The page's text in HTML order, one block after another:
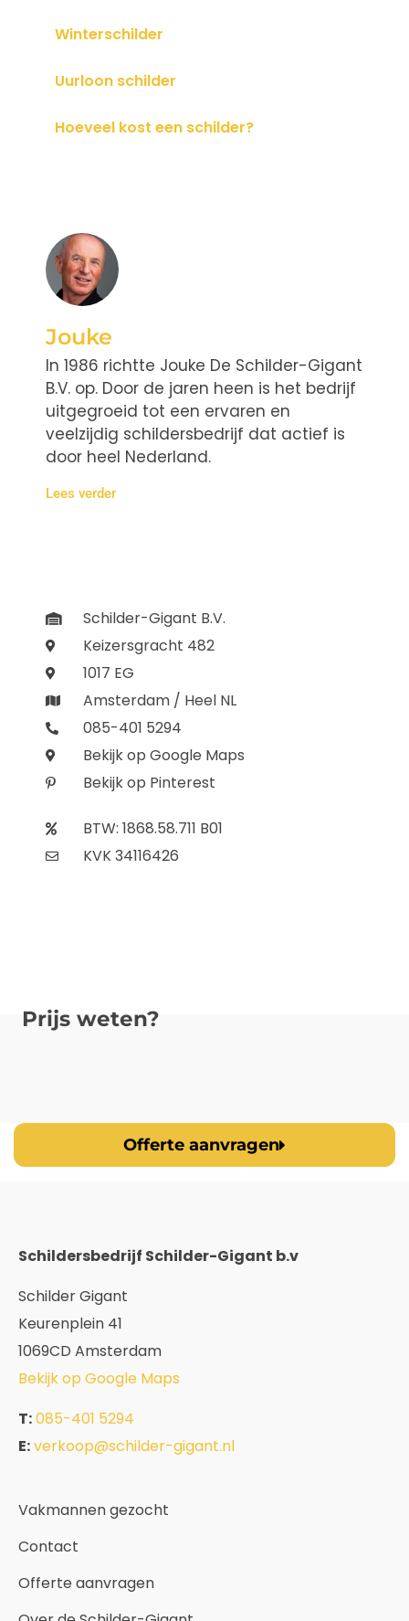
Winterschilder
Uurloon schilder
Hoeveel kost een schilder?
Jouke
In 1986 richtte Jouke De Schilder-Gigant
B.V. op. Door de jaren heen is het bedrijf
uitgegroeid tot een ervaren en
veelzijdig schildersbedrijf dat actief is
door heel Nederland.
Lees verder
Schilder-Gigant B.V.
Keizersgracht 482
1017 EG
Amsterdam / Heel NL
085-401 5294
Bekijk op Google Maps
Bekijk op Pinterest
BTW: 1868.58.711 B01
KVK 34116426
Prijs weten?
Offerte aanvragen
Schildersbedrijf Schilder-Gigant b.v
Schilder Gigant
Keurenplein 41
1069CD Amsterdam
Bekijk op Google Maps
T:085-401 5294
E:verkoop@schilder-gigant.nl
Vakmannen gezocht
Contact
Offerte aanvragen